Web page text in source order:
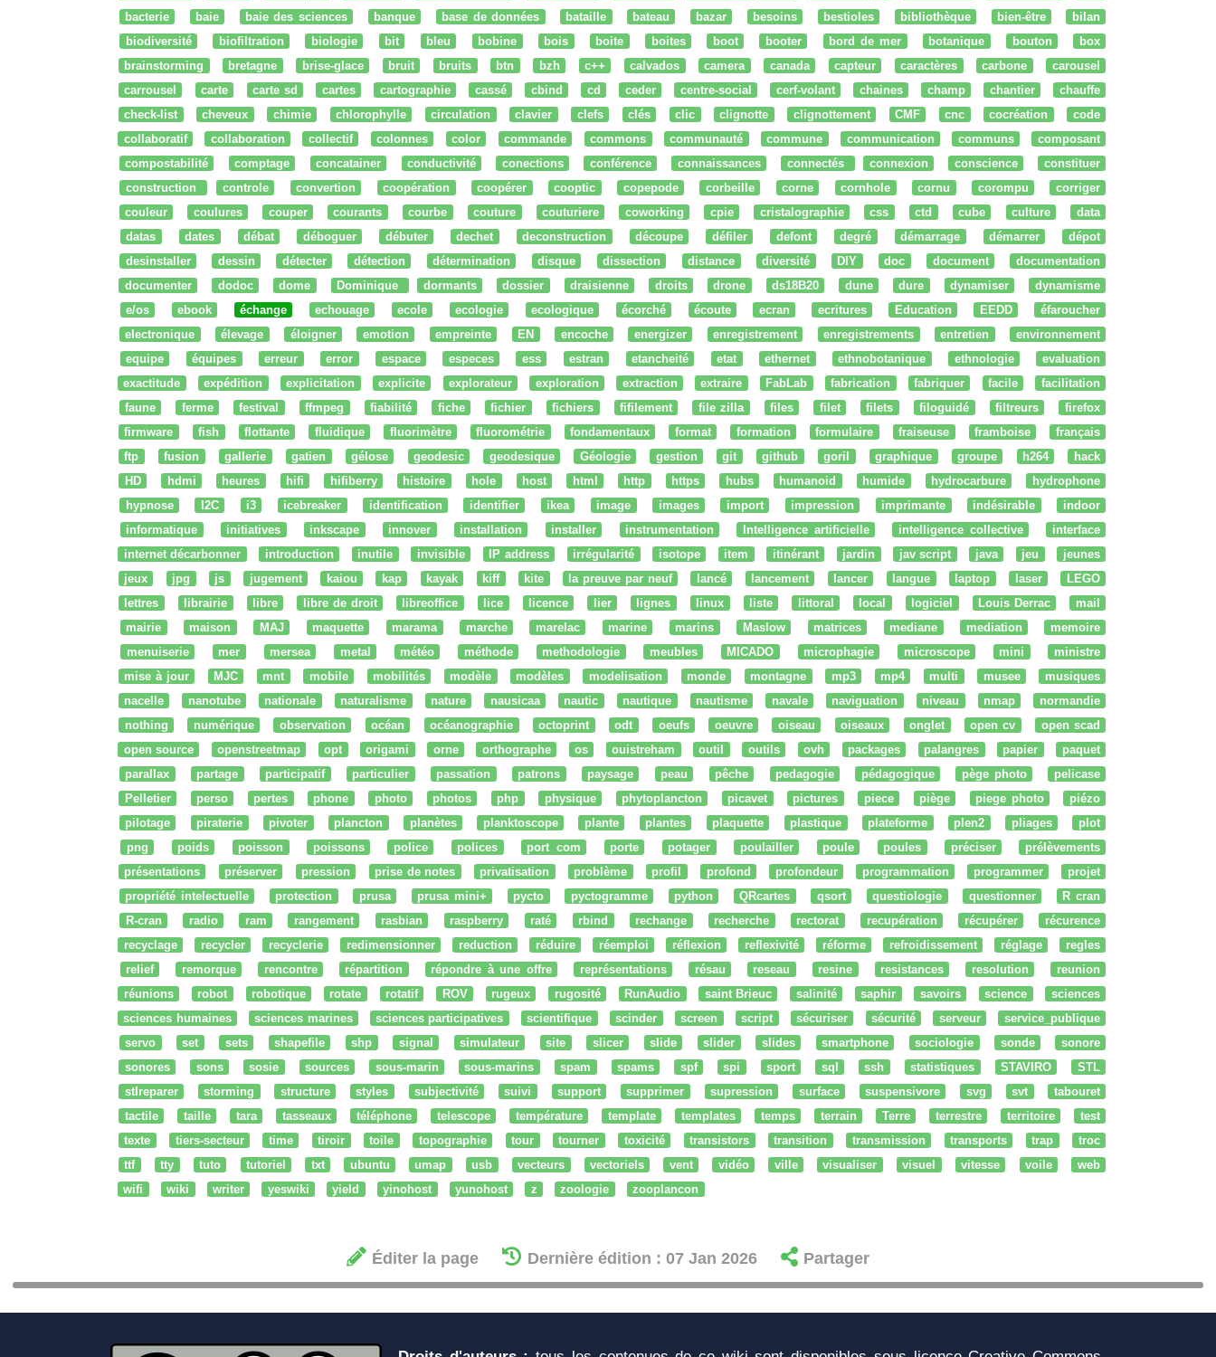
bacterie
baie baie des sciences banque base de données bataille bateau bazar besoins bestioles bibliothèque bien-être
bilan
biodiversité
biofiltration biologie bit bleu bobine bois boite boites boot booter bord de mer botanique bouton
box
brainstorming
bretagne brise-glace bruit bruits btn bzh c++ calvados camera canada capteur caractères carbone
carousel
carrousel
carte carte sd cartes cartographie cassé cbind cd ceder centre-social cerf-volant chaines champ chantier
chauffe
check-list
cheveux chimie chlorophylle circulation clavier clefs clés clic clignotte clignottement CMF cnc cocréation
code
collaboratif
collaboration collectif colonnes color commande commons communauté commune communication communs
composant
compostabilité
comptage concatainer conductivité conections conférence connaissances connectés connexion conscience
constituer
construction
controle convertion coopération coopérer cooptic copepode corbeille corne cornhole cornu corompu
corriger
couleur
coulures couper courants courbe couture couturiere coworking cpie cristalographie css ctd cube culture
data
datas
dates débat déboguer débuter dechet deconstruction découpe défiler defont degré démarrage démarrer
dépot
desinstaller
dessin détecter détection détermination disque dissection distance diversité DIY doc document
documentation
documenter
dodoc dome Dominique dormants dossier draisienne droits drone ds18B20 dune dure dynamiser
dynamisme
e/os
ebook échange echouage ecole ecologie ecologique écorché écoute ecran ecritures Education EEDD
éfaroucher
electronique
élevage éloigner emotion empreinte EN encoche energizer enregistrement enregistrements entretien
environnement
equipe
équipes erreur error espace especes ess estran etancheité etat ethernet ethnobotanique ethnologie
evaluation
exactitude
expédition explicitation explicite explorateur exploration extraction extraire FabLab fabrication fabriquer facile
facilitation
faune
ferme festival ffmpeg fiabilité fiche fichier fichiers fifilement file zilla files filet filets filoguidé filtreurs
firefox
firmware
fish flottante fluidique fluorimètre fluorométrie fondamentaux format formation formulaire fraiseuse framboise
français
ftp
fusion gallerie gatien gélose geodesic geodesique Géologie gestion git github goril graphique groupe h264
hack
HD
hdmi heures hifi hifiberry histoire hole host html http https hubs humanoid humide hydrocarbure
hydrophone
hypnose
I2C i3 icebreaker identification identifier ikea image images import impression imprimante indésirable
indoor
informatique
initiatives inkscape innover installation installer instrumentation Intelligence artificielle intelligence collective
interface
internet décarbonner
introduction inutile invisible IP address irrégularité isotope item itinérant jardin jav script java jeu
jeunes
jeux
jpg js jugement kaiou kap kayak kiff kite la preuve par neuf lancé lancement lancer langue laptop laser
LEGO
lettres
librairie libre libre de droit libreoffice lice licence lier lignes linux liste littoral local logiciel Louis Derrac
mail
mairie
maison MAJ maquette marama marche marelac marine marins Maslow matrices mediane mediation
memoire
menuiserie
mer mersea metal météo méthode methodologie meubles MICADO microphagie microscope mini
ministre
mise à jour
MJC mnt mobile mobilités modèle modèles modelisation monde montagne mp3 mp4 multi musee
musiques
nacelle
nanotube nationale naturalisme nature nausicaa nautic nautique nautisme navale naviguation niveau nmap
normandie
nothing
numérique observation océan océanographie octoprint odt oeufs oeuvre oiseau oiseaux onglet open cv
open scad
open source
openstreetmap opt origami orne orthographe os ouistreham outil outils ovh packages palangres papier
paquet
parallax
partage participatif particulier passation patrons paysage peau pêche pedagogie pédagogique pège photo
pelicase
Pelletier
perso pertes phone photo photos php physique phytoplancton picavet pictures piece piège piege photo
piézo
pilotage
piraterie pivoter plancton planètes planktoscope plante plantes plaquette plastique plateforme plen2 pliages
plot
png
poids poisson poissons police polices port com porte potager poulailler poule poules préciser
prélèvements
présentations
préserver pression prise de notes privatisation problème profil profond profondeur programmation programmer
projet
propriété intelectuelle
protection prusa prusa mini+ pycto pyctogramme python QRcartes qsort questiologie questionner
R cran
R-cran
radio ram rangement rasbian raspberry raté rbind rechange recherche rectorat recupération récupérer
récurence
recyclage
recycler recyclerie redimensionner reduction réduire réemploi réflexion reflexivité réforme refroidissement réglage
regles
relief
remorque rencontre répartition répondre à une offre représentations résau reseau resine resistances resolution
reunion
réunions
robot robotique rotate rotatif ROV rugeux rugosité RunAudio saint Brieuc salinité saphir savoirs science
sciences
sciences humaines
sciences marines sciences participatives scientifique scinder screen script sécuriser sécurité serveur
service_publique
servo
set sets shapefile shp signal simulateur site slicer slide slider slides smartphone sociologie sonde
sonore
sonores
sons sosie sources sous-marin sous-marins spam spams spf spi sport sql ssh statistiques STAVIRO
STL
stlreparer
storming structure styles subjectivité suivi support supprimer supression surface suspensivore svg svt
tabouret
tactile
taille tara tasseaux téléphone telescope température template templates temps terrain Terre terrestre territoire
test
texte
tiers-secteur time tiroir toile topographie tour tourner toxicité transistors transition transmission transports trap
troc
ttf
tty tuto tutoriel txt ubuntu umap usb vecteurs vectoriels vent vidéo ville visualiser visuel vitesse voile
web
wifi
wiki writer yeswiki yield yinohost yunohost z zoologie zooplancon
Éditer la page Dernière édition : 07 Jan 2026 Partager